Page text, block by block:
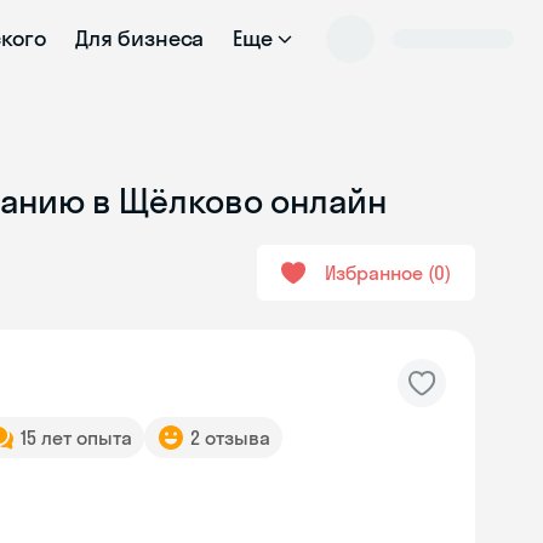
Для бизнеса Еще
в Щёлково онлайн
Избранное 0
15 лет опыта 2 отзыва